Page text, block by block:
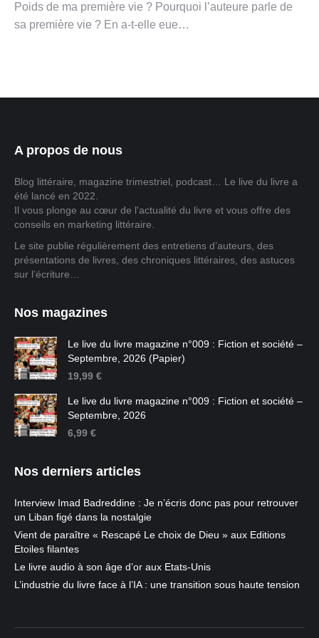
Poids de ma première vie ? Pourquoi l’auteure parle de
sa première vie ? En a-t-elle eue…
A propos de nous
Blog littéraire, magazine trimestriel, podcast… Le live du livre a
été lancé en 2022.
Il vous plonge au cœur de l'actualité du livre et vous offre des
conseils en marketing littéraire.
Le site publie régulièrement des entretiens d’auteurs, des
présentations de livres, des chroniques littéraires, des astuces
sur l’écriture…
Nos magazines
Le live du livre magazine n°009 : Fiction et société –
Septembre, 2026 (Papier)
19,99 €
Le live du livre magazine n°009 : Fiction et société –
Septembre, 2026
6,99 €
Nos derniers articles
Interview Imad Badreddine : Je n’écris donc pas pour retrouver
un Liban figé dans la nostalgie
Vient de paraître « Rescapé Le choix de Dieu » aux Editions
Etoiles filantes
Le livre audio à son âge d’or aux Etats-Unis
L’industrie du livre face à l’IA : une transition sous haute tension